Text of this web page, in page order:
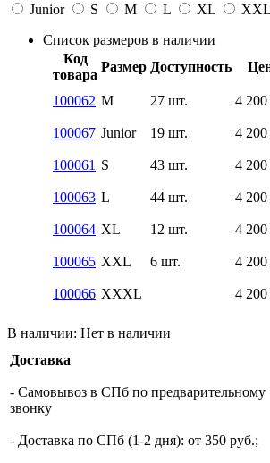
Junior
S M L XL XXL
Список размеров в наличии
Код
товара
Размер Доступность
100062 M 27 шт. 4 200
100067 Junior 19 шт. 4 200
100061 S 43 шт. 4 200
100063 L 44 шт. 4 200
100064 XL 12 шт. 4 200
100065 XXL 6 шт. 4 200
100066 XXXL 4 200
В наличии: Нет в наличии
Доставка
- Самовывоз в СПб по предварительному
звонку
- Доставка по СПб (1-2 дня): от 350 руб.;